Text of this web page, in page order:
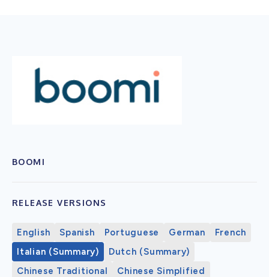
BOOMI
RELEASE VERSIONS
English Spanish Portuguese German
French
Italian (Summary)
Dutch (Summary)
Chinese Traditional
Chinese Simplified